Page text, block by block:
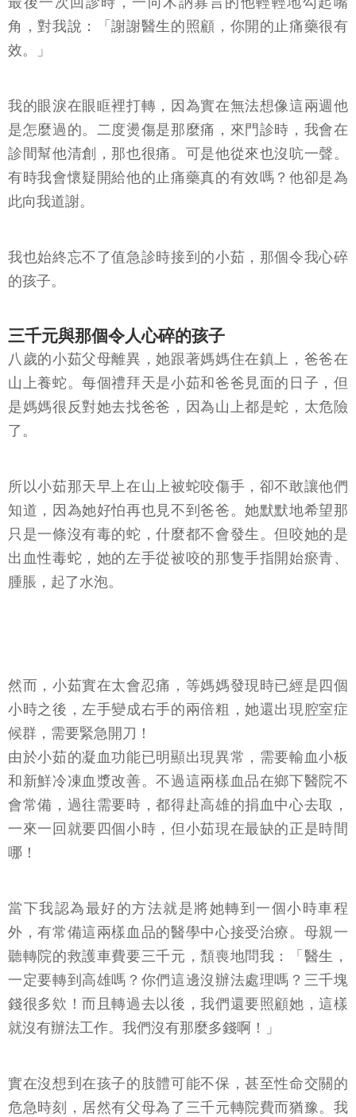
角，對我說：「謝謝醫生的照顧，你開的止痛藥很有
效。」
我的眼淚在眼眶裡打轉，因為實在無法想像這兩週他
是怎麼過的。二度燙傷是那麼痛，來門診時，我會在
診間幫他清創，那也很痛。可是他從來也沒吭一聲。
有時我會懷疑開給他的止痛藥真的有效嗎？他卻是為
此向我道謝。
我也始終忘不了值急診時接到的小茹，那個令我心碎
的孩子。
三千元與那個令人心碎的孩子
八歲的小茹父母離異，她跟著媽媽住在鎮上，爸爸在
山上養蛇。每個禮拜天是小茹和爸爸見面的日子，但
是媽媽很反對她去找爸爸，因為山上都是蛇，太危險
了。
所以小茹那天早上在山上被蛇咬傷手，卻不敢讓他們
知道，因為她好怕再也見不到爸爸。她默默地希望那
只是一條沒有毒的蛇，什麼都不會發生。但咬她的是
出血性毒蛇，她的左手從被咬的那隻手指開始瘀青、
腫脹，起了水泡。
然而，小茹實在太會忍痛，等媽媽發現時已經是四個
小時之後，左手變成右手的兩倍粗，她還出現腔室症
候群，需要緊急開刀！
由於小茹的凝血功能已明顯出現異常，需要輸血小板
和新鮮冷凍血漿改善。不過這兩樣血品在鄉下醫院不
會常備，過往需要時，都得赴高雄的捐血中心去取，
一來一回就要四個小時，但小茹現在最缺的正是時間
哪！
當下我認為最好的方法就是將她轉到一個小時車程
外，有常備這兩樣血品的醫學中心接受治療。母親一
聽轉院的救護車費要三千元，頹喪地問我：「醫生，
一定要轉到高雄嗎？你們這邊沒辦法處理嗎？三千塊
錢很多欸！而且轉過去以後，我們還要照顧她，這樣
就沒有辦法工作。我們沒有那麼多錢啊！」
實在沒想到在孩子的肢體可能不保，甚至性命交關的
危急時刻，居然有父母為了三千元轉院費而猶豫。我